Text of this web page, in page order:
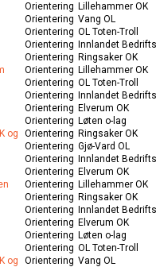
Orientering Lillehammer OK
Orientering Vang OL
Orientering OL Toten-Troll
Orientering
Innlandet
Orientering Ringsaker OK
Orientering Lillehammer OK
Orientering OL Toten-Troll
Orientering
Innlandet
Orientering Elverum OK
Orientering Løten o-lag
og Orientering Ringsaker OK
Orientering Gjø-Vard OL
Orientering
Innlandet
Orientering Elverum OK
Orientering Lillehammer OK
Orientering Ringsaker OK
Orientering
Innlandet
Orientering Elverum OK
Orientering Løten o-lag
Orientering OL Toten-Troll
og Orientering Vang OL